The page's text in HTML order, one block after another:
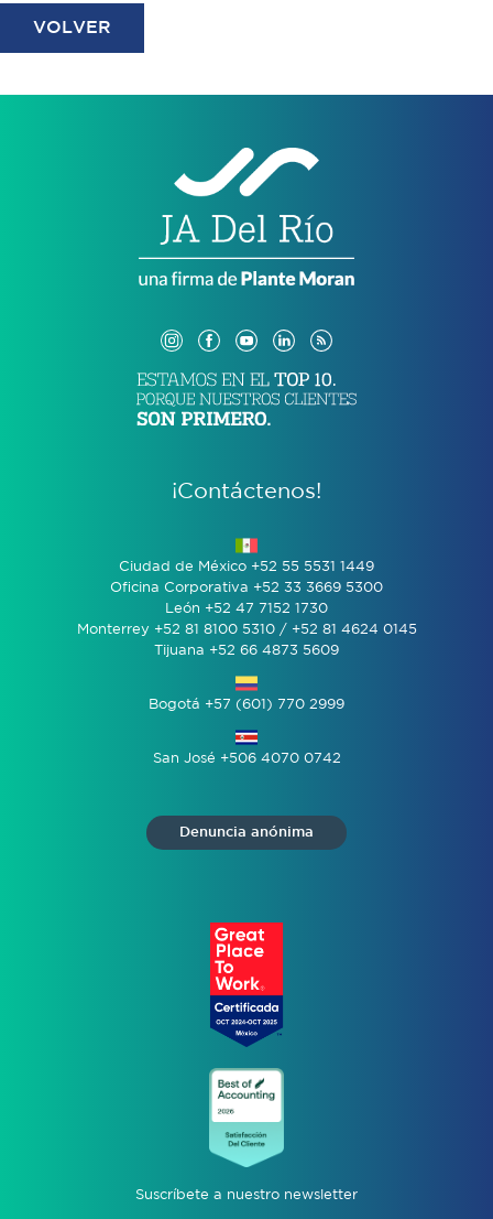
VOLVER
¡Contáctenos!
Ciudad de México +52 55 5531 1449
Oficina Corporativa +52 33 3669 5300
León +52 47 7152 1730
Monterrey +52 81 8100 5310 / +52 81 4624 0145
Tijuana +52 66 4873 5609
Bogotá +57 (601) 770 2999
San José +506 4070 0742
Denuncia anónima
Suscríbete a nuestro newsletter